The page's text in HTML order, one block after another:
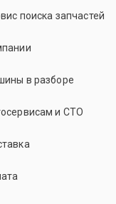
поиска запчастей
в разборе
и СТО